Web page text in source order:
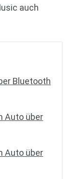
auch
Bluetooth
Auto über
Auto über